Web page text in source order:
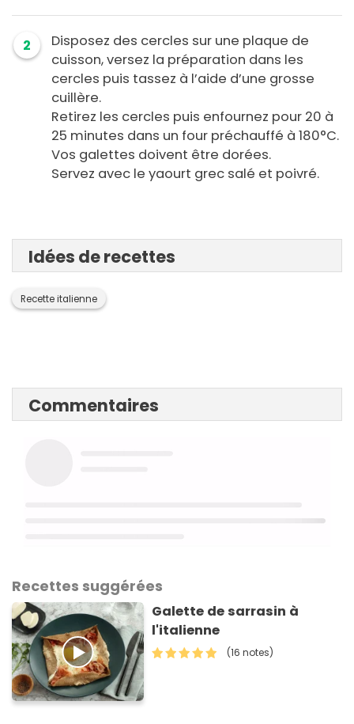
2
Disposez des cercles sur une plaque de
cuisson, versez la préparation dans les
cercles puis tassez à l’aide d’une grosse
cuillère.
Retirez les cercles puis enfournez pour 20 à
25 minutes dans un four préchauffé à 180°C.
Vos galettes doivent être dorées.
Servez avec le yaourt grec salé et poivré.
Idées de recettes
Recette italienne
Commentaires
Recettes suggérées
Galette de sarrasin à
l'italienne
(16 notes)